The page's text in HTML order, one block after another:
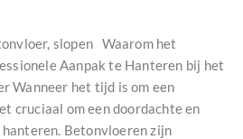
slopen Waarom het
Aanpak te Hanteren bij het
Wanneer het tijd is om een
cruciaal om een doordachte en
Betonvloeren zijn